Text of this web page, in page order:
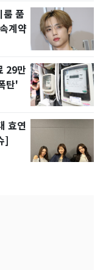
룸 품
계약
29만
탄'
효연
]